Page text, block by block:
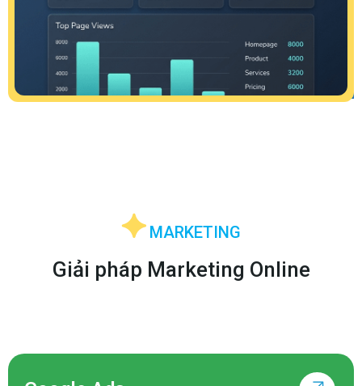
MARKETING
Giải pháp Marketing Online